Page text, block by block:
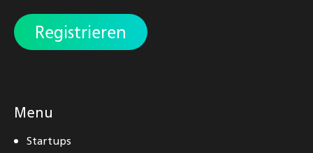
Registrieren
Menu
Startups